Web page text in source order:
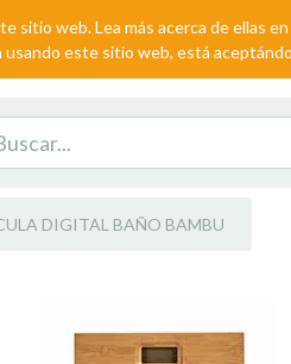
sitio web. Lea más acerca de ellas
usando este sitio web, está
DIGITAL BAÑO BAMBU